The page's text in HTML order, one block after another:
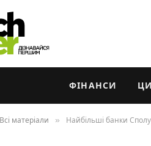
ФІНАНСИ
Всі матеріали » Найбільші банки